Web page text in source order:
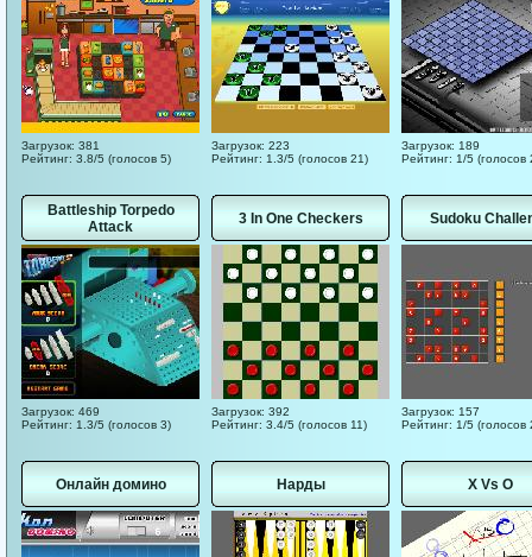
Загрузок: 381
Рейтинг: 3.8/5 (голосов 5)
Загрузок: 223
Рейтинг: 1.3/5 (голосов 21)
Загрузок: 189
Рейтинг: 1/5 (голосов
Battleship Torpedo
Attack
Загрузок: 469
Рейтинг: 1.3/5 (голосов 3)
3 In One Checkers
Загрузок: 392
Рейтинг: 3.4/5 (голосов 11)
Sudoku
Загрузок: 157
Рейтинг: 1/5 (голосов
Онлайн домино Нарды X Vs O